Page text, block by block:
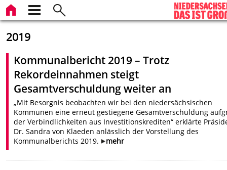
2019
Kommunalbericht 2019 – Trotz
Rekordeinnahmen steigt
Gesamtverschuldung weiter an
„Mit Besorgnis beobachten wir bei den niedersächsischen
Kommunen eine erneut gestiegene Gesamtverschuldung
der Verbindlichkeiten aus Investitionskrediten“ erklärte
Dr. Sandra von Klaeden anlässlich der Vorstellung des
Kommunalberichts 2019.
mehr